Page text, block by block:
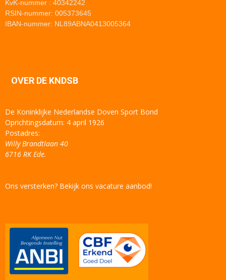
KvK-nummer : 40342242
RSIN-nummer: 005373645
IBAN-nummer: NL89ABNA0413005364
OVER DE KNDSB
De Koninklijke Nederlandse Doven Sport Bond
Oprichtingsdatum: 4 april 1926
Postadres:
Willy Brandtlaan 40
6716 RK Ede.
Ons versterken? Bekijk ons vacature aanbod!